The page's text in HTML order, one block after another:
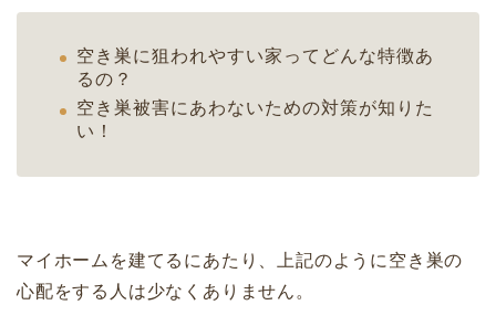
空き巣に狙われやすい家ってどんな特徴あ
るの？
空き巣被害にあわないための対策が知りた
い！
マイホームを建てるにあたり、上記のように空き巣の
心配をする人は少なくありません。